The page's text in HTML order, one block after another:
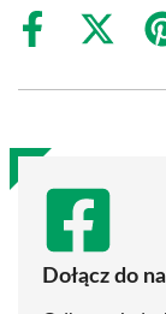
Share
Share
(Twitter)
Dołącz do